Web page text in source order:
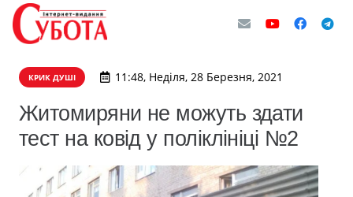
КРИК ДУШІ 11:48, Неділя, 28 Березня, 2021
Житомиряни не можуть здати
тест на ковід у поліклініці №2